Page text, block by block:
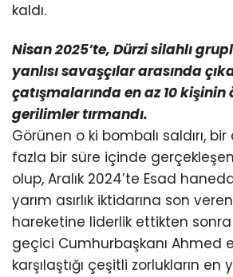
kaldı.
Nisan 2025’te, Dürzi silahlı
yanlısı savaşçılar arasında
çatışmalarındaen az 10
gerilimler tırmandı.
Görünen o ki bombalı saldırı,
fazla bir süre içinde
olup, Aralık 2024’te Esad
yarım asırlık iktidarına son
hareketine liderlik ettikten
geçici Cumhurbaşkanı Ahmed
karşılaştığı çeşitli zorlukların en